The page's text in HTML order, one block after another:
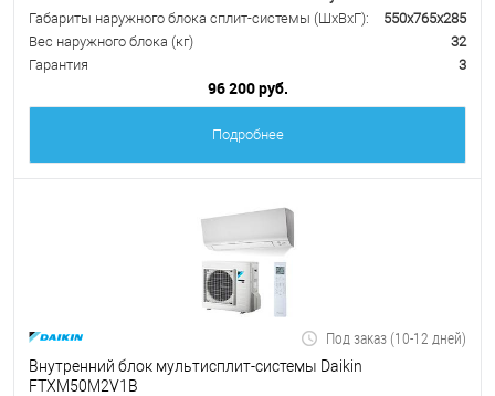
Габариты наружного блока сплит-системы (ШxВxГ):
550x765x285
Вес наружного блока (кг)
32
Гарантия
3
96 200 руб.
Подробнее
Под заказ (10-12 дней)
Внутренний блок мультисплит-системы Daikin
FTXM50M2V1B